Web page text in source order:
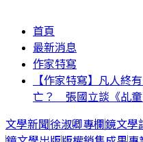
首頁
最新消息
作家特寫
【作家特寫】凡人終
亡？ 張國立談《乩童
文學新聞徐淑卿專欄鏡文學